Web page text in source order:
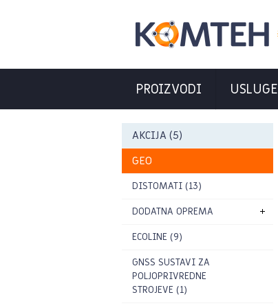
PROIZVODI USLUGE
AKCIJA (5)
GEO
DISTOMATI (13)
DODATNA OPREMA
ECOLINE (9)
GNSS SUSTAVI ZA
POLJOPRIVREDNE
STROJEVE (1)